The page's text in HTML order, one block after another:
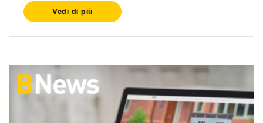
Vedi di più